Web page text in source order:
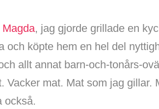
Magda, jag gjorde grillade en
och köpte hem en hel del
allt annat barn-och-tonårs-
Vacker mat. Mat som jag gillar.
också.